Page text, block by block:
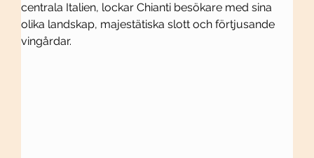
centrala Italien, lockar Chianti besökare med sina
olika landskap, majestätiska slott och förtjusande
vingårdar.